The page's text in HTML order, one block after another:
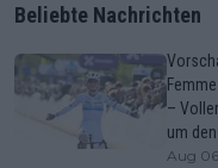
Beliebte Nachrichten
–
um
Aug